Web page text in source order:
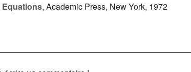
Equations, Academic Press, New York, 1972